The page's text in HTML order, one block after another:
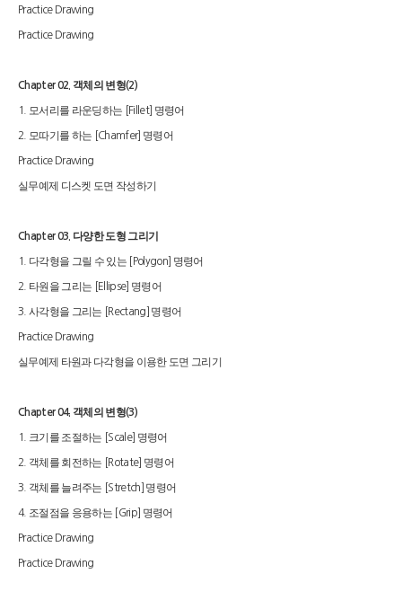
Practice Drawing
Practice Drawing
Chapter 02. 객체의 변형(2)
1. 모서리를 라운딩하는 [Fillet] 명령어
2. 모따기를 하는 [Chamfer] 명령어
Practice Drawing
실무예제 디스켓 도면 작성하기
Chapter 03. 다양한 도형 그리기
1. 다각형을 그릴 수 있는 [Polygon] 명령어
2. 타원을 그리는 [Ellipse] 명령어
3. 사각형을 그리는 [Rectang] 명령어
Practice Drawing
실무예제 타원과 다각형을 이용한 도면 그리기
Chapter 04. 객체의 변형(3)
1. 크기를 조절하는 [Scale] 명령어
2. 객체를 회전하는 [Rotate] 명령어
3. 객체를 늘려주는 [Stretch] 명령어
4. 조절점을 응용하는 [Grip] 명령어
Practice Drawing
Practice Drawing